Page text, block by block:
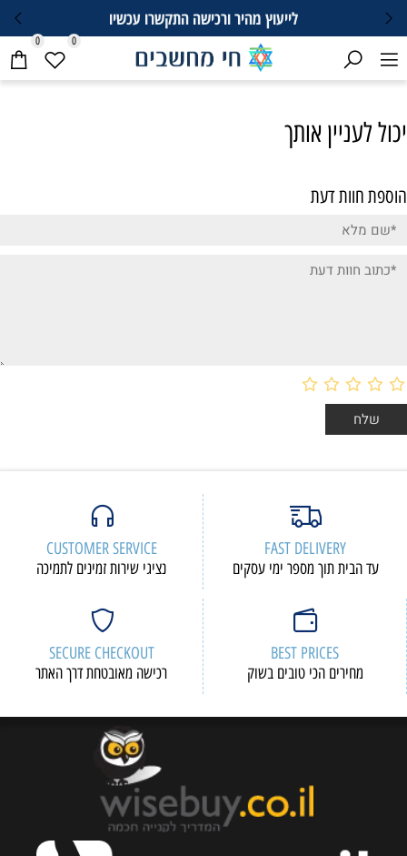
לייעוץ מהיר ורכישה התקשרו עכשיו
0 0
יכול לעניין אותך
הוספת חוות דעת
FAST DELIVERY
עד הבית תוך מספר ימי עסקים
CUSTOMER SERVICE
נציגי שירות זמינים לתמיכה
BEST PRICES
מחירים הכי טובים בשוק
SECURE CHECKOUT
רכישה מאובטחת דרך האתר